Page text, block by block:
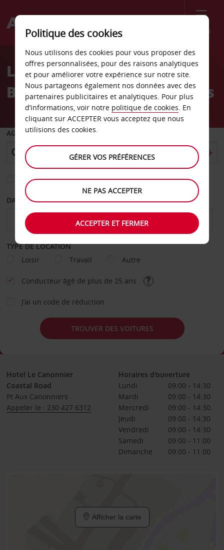
Menu
Welcome
AvisLocation de voiture Grand
Bay Pointe aux Canonniers
AGENCE DE DÉPART
Sélectionnez une autre agence de retour
DATE DE DÉPART DATE DE RETOUR
TYPE DE LOCATION
Loisir
Travail Autre
Conducteur âgé de plus de 25 ans
J’ai un code de réduction
TROUVER DES VOITURES
Hotel Le Canonnier
Coastal Road
Pt Aux Canonniers
Appeler le : 230 427 6312
Horaires d'ouverture
Lundi
09:00 - 14:30
Mardi
09:00 - 14:30
Mercredi
09:00 - 14:30
Jeudi
09:00 - 14:30
Vendredi
09:00 - 14:30
Samedi
09:00 - 11:00
Dimanche
09:00 - 11:00
Afficher la carte
Politique des cookies
Nous utilisons des cookies pour vous proposer des
offres personnalisées, pour des raisons analytiques
et pour améliorer votre expérience sur notre site.
Nous partageons également nos données avec des
partenaires publicitaires et analytiques. Pour plus
d’informations, voir notre politique de cookies. En
cliquant sur ACCEPTER vous acceptez que nous
utilisions des cookies.
GÉRER VOS PRÉFÉRENCES
NE PAS ACCEPTER
ACCEPTER ET FERMER